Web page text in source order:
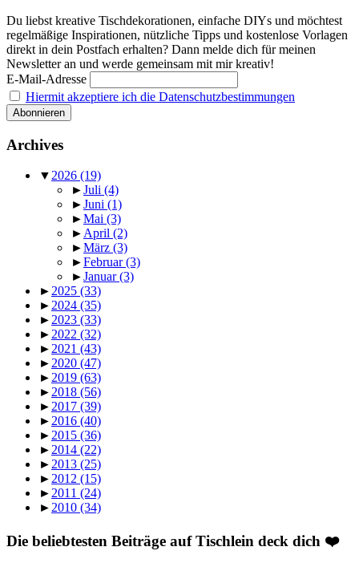
Du liebst kreative Tischdekorationen, einfache DIYs und möchtest
regelmäßige Inspirationen, nützliche Tipps und kostenlose Vorlagen
direkt in dein Postfach erhalten? Dann melde dich für meinen
Newsletter an und werde gemeinsam mit mir kreativ!
E-Mail-Adresse
Hiermit akzeptiere ich die Datenschutzbestimmungen
Archives
▼ 2026 (19)
►Juli (4)
►Juni (1)
►Mai (3)
► April (2)
►März (3)
►Februar(3)
►Januar(3)
► 2025 (33)
► 2024 (35)
► 2023 (33)
► 2022 (32)
► 2021 (43)
► 2020 (47)
► 2019 (63)
► 2018 (56)
► 2017 (39)
► 2016 (40)
► 2015 (36)
► 2014 (22)
► 2013 (25)
► 2012 (15)
► 2011 (24)
► 2010 (34)
Die beliebtesten Beiträge auf Tischlein deck dich ❤️